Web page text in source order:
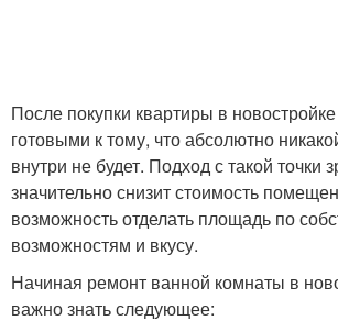
После покупки квартиры в
готовыми к тому, что абсолютно
внутри не будет. Подход с такой точки
значительно снизит стоимость
возможность отделать площадь по
возможностям и вкусу.
Начиная ремонт ванной комнаты в
важно знать следующее: